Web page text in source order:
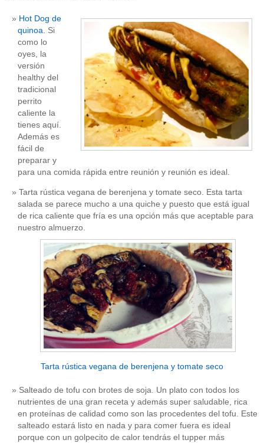
Hot Dog de
quinoa.
Si
como lo
oyes, la
versión
healthy del
tradicional
perrito
caliente la
tienes aquí.
Además es
fácil de
preparar y
para una comida rápida entre reunión y reunión es ideal.
Tarta rústica vegana de berenjena y tomate seco. Esta tarta
salada se parece mucho a una quiche y puesto que está igual
de rica caliente que fría es una opción más que aceptable para
nuestro almuerzo.
Tarta rústica vegana de berenjena y tomate seco
Salteado de tofu con brotes de soja. Un plato con todos los
nutrientes de una gran receta y además super saludable, rica
en proteínas de calidad como son las procedentes del tofu. Este
salteado estará listo en nada y para comer fuera es ideal
porque con un golpecito de calor tendrás el tupper más